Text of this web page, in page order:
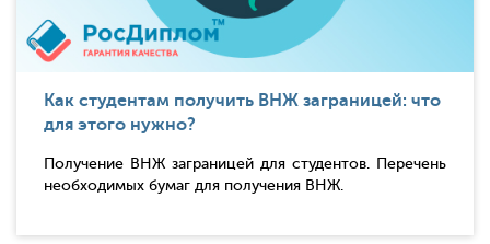
Как студентам получить ВНЖ заграницей: что
для этого нужно?
Получение ВНЖ заграницей для студентов. Перечень
необходимых бумаг для получения ВНЖ.